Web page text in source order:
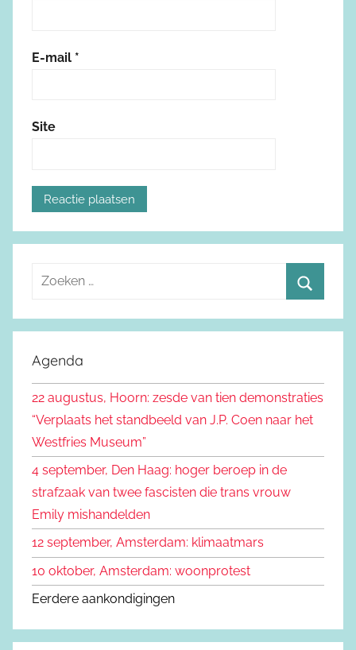
E-mail *
Site
e
e
n
r
:
o
e
n
Agenda
22 augustus, Hoorn: zesde van tien demonstraties
“Verplaats het standbeeld van J.P. Coen naar het
Westfries Museum”
4 september, Den Haag: hoger beroep in de
strafzaak van twee fascisten die trans vrouw
Emily mishandelden
12 september, Amsterdam: klimaatmars
10 oktober, Amsterdam: woonprotest
Eerdere aankondigingen